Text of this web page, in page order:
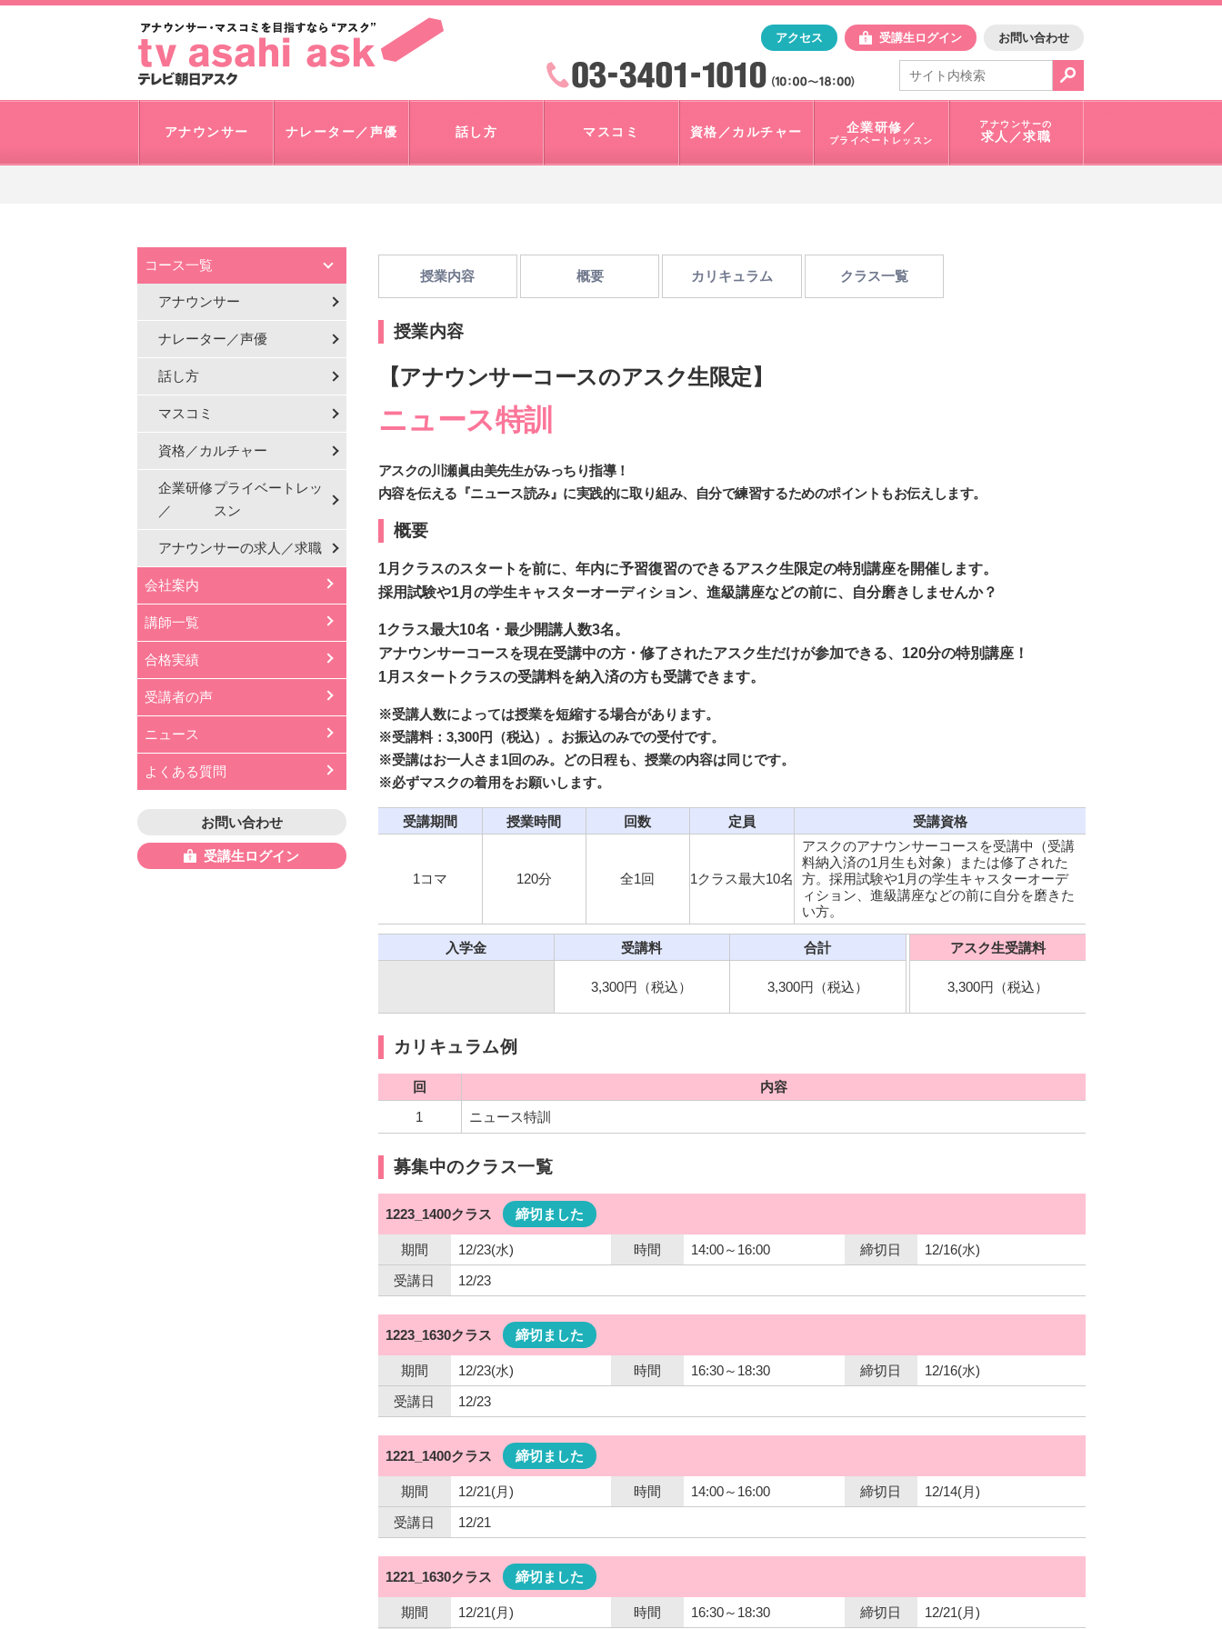
「アナウンサー・マスコミを目指すなら"アスク"」テレビ朝日アスク
アクセス 受講生ログイン お問い合わせ
電話で問合せ：
03-3401-1010
検索
アナウンサー ナレーター／声優 話し方 マスコミ 資格／カルチャー 企業研修／
プライベートレッスン
アナウンサーの
求人／求職
コース一覧
アナウンサー
ナレーター／声優
話し方
マスコミ
資格／カルチャー
企業研修
／
プライベートレッ
スン
アナウンサーの求人／求職
会社案内
講師一覧
合格実績
受講者の声
ニュース
よくある質問
お問い合わせ
受講生ログイン
授業内容 概要 カリキュラム クラス一覧
授業内容
【アナウンサーコースのアスク生限定】
ニュース特訓
アスクの川瀬眞由美先生がみっちり指導！
内容を伝える『ニュース読み』に実践的に取り組み、自分で練習するためのポイントもお伝えします。
概要
1月クラスのスタートを前に、年内に予習復習のできるアスク生限定の特別講座を開催します。
採用試験や1月の学生キャスターオーディション、進級講座などの前に、自分磨きしませんか？
1クラス最大10名・最少開講人数3名。
アナウンサーコースを現在受講中の方・修了されたアスク生だけが参加できる、120分の特別講座！
1月スタートクラスの受講料を納入済の方も受講できます。
※受講人数によっては授業を短縮する場合があります。
※受講料：3,300円（税込）。お振込のみでの受付です。
※受講はお一人さま1回のみ。どの日程も、授業の内容は同じです。
※必ずマスクの着用をお願いします。
受講期間 授業時間 回数 定員 受講資格
1コマ 120分 全1回 1クラス最大10名
アスクのアナウンサーコースを受講中（受講
料納入済の1月生も対象）または修了された
方。採用試験や1月の学生キャスターオーデ
ィション、進級講座などの前に自分を磨きた
い方。
入学金 受講料 合計 アスク生受講料
3,300円（税込） 3,300円（税込） 3,300円（税込）
カリキュラム例
回
内容
1
ニュース特訓
募集中のクラス一覧
1223_1400クラス 締切ました
期間 12/23(水) 時間 14:00～16:00 締切日
12/16(水)
受講日
12/23
1223_1630クラス 締切ました
期間 12/23(水) 時間 16:30～18:30 締切日
12/16(水)
受講日
12/23
1221_1400クラス 締切ました
期間 12/21(月) 時間 14:00～16:00 締切日
12/14(月)
受講日
12/21
1221_1630クラス 締切ました
期間 12/21(月) 時間 16:30～18:30 締切日
12/21(月)